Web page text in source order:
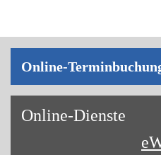
On­line-
On­line-Diens­te